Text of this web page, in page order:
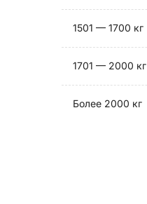
1501 — 1700 кг
1701 — 2000 кг
Более 2000 кг